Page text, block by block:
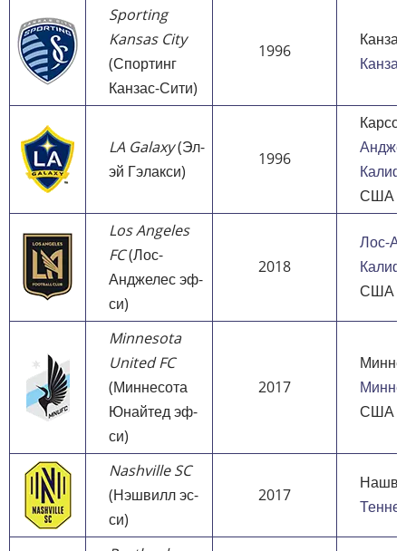
Sporting
Kansas City
(Спортинг
Канзас-Сити)
1996
Канзас
LA Galaxy(Эл-
эй Гэлакси)
1996
США
Los Angeles
FC(Лос-
Анджелес эф-
си)
2018
Лос-
США
Minnesota
United FC
(Миннесота
Юнайтед эф-
си)
2017
США
Nashville SC
(Нэшвилл эс-
си)
2017